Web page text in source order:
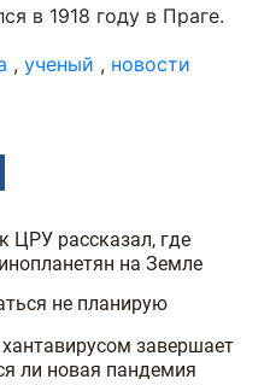
в 1918 году в Праге.
, ученый , новости
ЦРУ рассказал, где
на Земле
не планирую
завершает
ли новая пандемия